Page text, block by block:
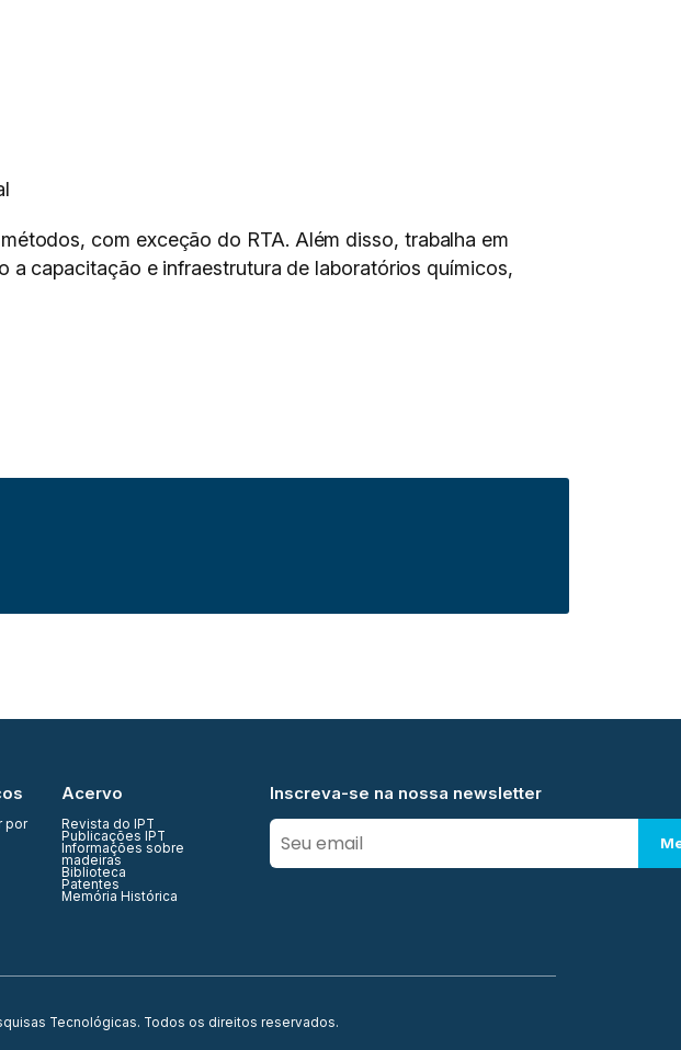
com exceção do RTA. Além disso, trabalha em
capacitação e infraestrutura de laboratórios químicos,
por
Acervo
Revista do IPT
Publicações IPT
Informações sobre
madeiras
Biblioteca
Patentes
Memória Histórica
Inscreva-se na nossa newsletter
Tecnológicas. Todos os direitos reservados.